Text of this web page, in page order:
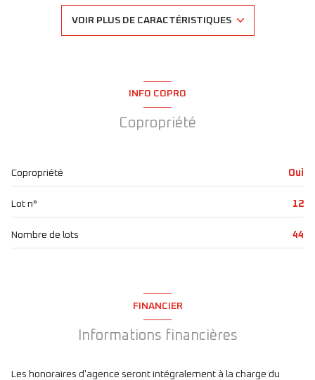
cuisine séparée (semi-équipée)
4ème étage
quartier Bd Magenta, Jacques Bonsergent, Republique
VOIR PLUS DE CARACTÉRISTIQUES
INFO COPRO
Copropriété
Copropriété Oui
Lot n° 12
Nombre de lots 44
FINANCIER
Informations financières
Les honoraires d'agence seront intégralement à la charge du